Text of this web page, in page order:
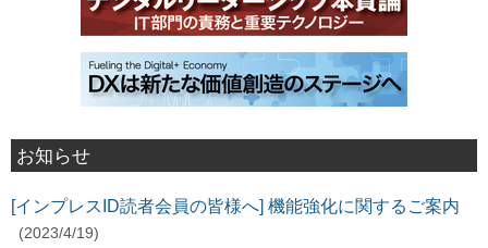
お知らせ
[インプレスID読者会員の皆様へ] 機能強化に関するご案内
(2023/4/19)